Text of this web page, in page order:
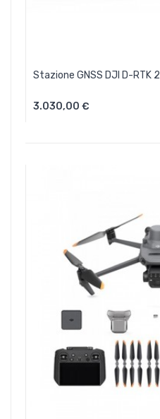
Stazione GNSS DJI D-RTK 2
3.030,00 €
Aggiungi Al Carrello